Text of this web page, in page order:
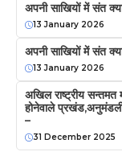
अपनी साखियों में संत
13 January 2026
अपनी साखियों में संत
13 January 2026
अखिल राष्ट्रीय
होनेवाले
–
31 December 2025